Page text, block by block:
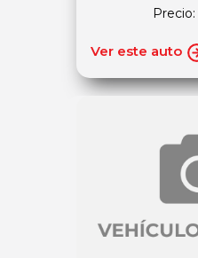
Precio:
Ver este auto